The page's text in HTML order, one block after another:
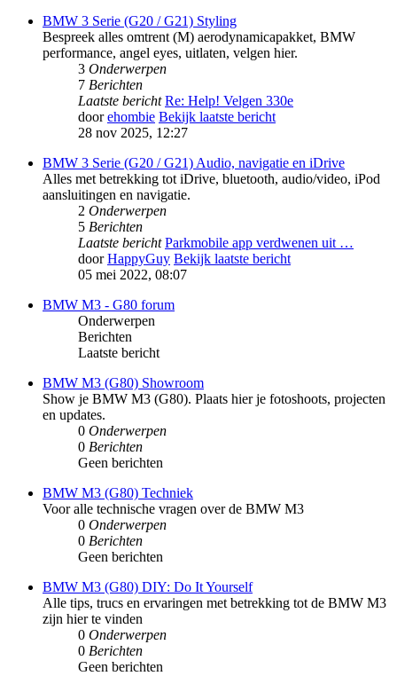
BMW 3 Serie (G20 / G21) Styling
Bespreek alles omtrent (M) aerodynamicapakket, BMW
performance, angel eyes, uitlaten, velgen hier.
3 Onderwerpen
7 Berichten
Laatste bericht Re: Help! Velgen 330e
doorehombie Bekijk laatste bericht
28 nov 2025, 12:27
BMW 3 Serie (G20 / G21) Audio, navigatie en iDrive
Alles met betrekking tot iDrive, bluetooth, audio/video, iPod
aansluitingen en navigatie.
2 Onderwerpen
5 Berichten
Laatste bericht Parkmobile app verdwenen uit …
doorHappyGuy Bekijk laatste bericht
05 mei 2022, 08:07
BMW M3 - G80 forum
Onderwerpen
Berichten
Laatste bericht
BMW M3 (G80) Showroom
Show je BMW M3 (G80). Plaats hier je fotoshoots, projecten
en updates.
0 Onderwerpen
0 Berichten
Geen berichten
BMW M3 (G80) Techniek
Voor alle technische vragen over de BMW M3
0 Onderwerpen
0 Berichten
Geen berichten
BMW M3 (G80) DIY: Do It Yourself
Alle tips, trucs en ervaringen met betrekking tot de BMW M3
zijn hier te vinden
0 Onderwerpen
0 Berichten
Geen berichten